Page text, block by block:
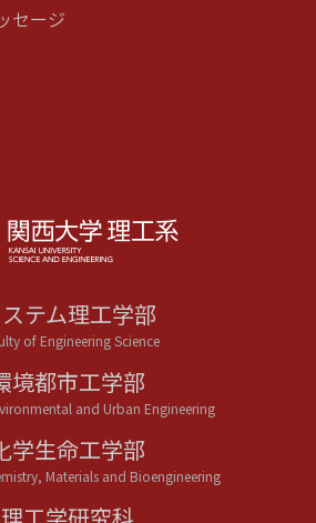
セージ
テム理工学部
of Engineering Science
境都市工学部
and Urban Engineering
学生命工学部
Materials and Bioengineering